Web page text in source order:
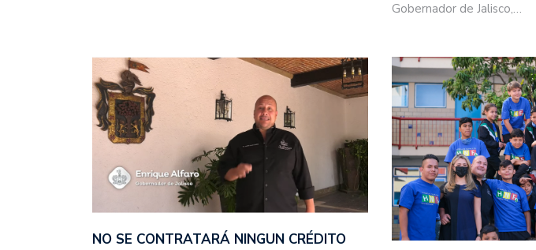
Gobernador de Jalisco,…
NO SE CONTRATARÁ NINGUN CRÉDITO